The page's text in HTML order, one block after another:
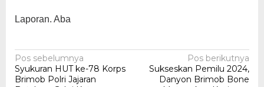
Laporan. Aba
Navigasi
pos
Pos sebelumnya
Syukuran HUT ke-78 Korps
Brimob Polri Jajaran
Pos berikutnya
Sukseskan Pemilu 2024,
Danyon Brimob Bone